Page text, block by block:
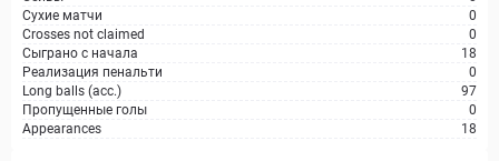
Сухие матчи
0
Crosses not claimed
0
Сыграно с начала
18
Реализация пенальти
0
Long balls (acc.)
97
Пропущенные голы
0
Appearances
18